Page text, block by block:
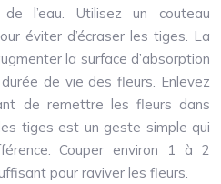
l’eau. Utilisez un couteau
éviter d’écraser les tiges. La
la surface d’absorption
de vie des fleurs. Enlevez
de remettre les fleurs dans
tiges est un geste simple qui
Couper environ 1 à 2
pour raviver les fleurs.